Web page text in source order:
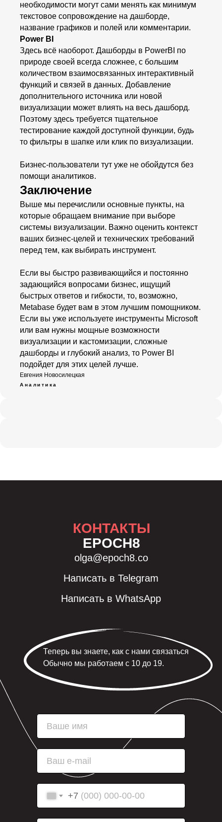
необходимости могут сами менять как минимум
текстовое сопровождение на дашборде,
название графиков и полей или комментарии.
Power BI
Здесь всё наоборот. Дашборды в PowerBI по
природе своей всегда сложнее, с большим
количеством взаимосвязанных интерактивный
функций и связей в данных. Добавление
дополнительного источника или новой
визуализации может влиять на весь дашборд.
Поэтому здесь требуется тщательное
тестирование каждой доступной функции, будь
то фильтры в шапке или клик по визуализации.
Бизнес-пользователи тут уже не обойдутся без
помощи аналитиков.
Заключение
Выше мы перечислили основные пункты, на
которые обращаем внимание при выборе
системы визуализации. Важно оценить контекст
ваших бизнес-целей и технических требований
перед тем, как выбирать инструмент.
Если вы быстро развивающийся и постоянно
задающийся вопросами бизнес, ищущий
быстрых ответов и гибкости, то, возможно,
Metabase будет вам в этом лучшим помощником.
Если вы уже используете инструменты Microsoft
или вам нужны мощные возможности
визуализации и кастомизации, сложные
дашборды и глубокий анализ, то Power BI
подойдет для этих целей лучше.
Евгения Новосилецкая
Аналитика
Теперь вы знаете, как с нами связаться
Обычно мы работаем с 10 до 19.
КОНТАКТЫ
EPOCH8
olga@epoch8.co
Ваше имя
Ваш e-mail
+7
Написать в Telegram
Написать в WhatsApp